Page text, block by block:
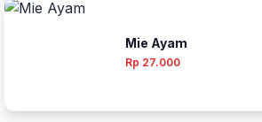
Mie Ayam
Rp 27.000